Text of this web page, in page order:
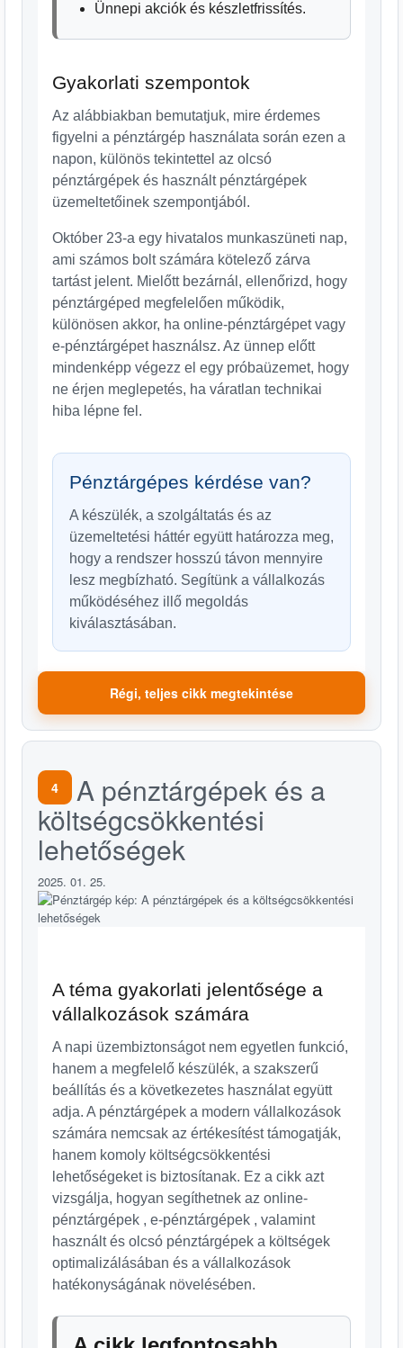
Ünnepi akciók és készletfrissítés.
Gyakorlati szempontok
Az alábbiakban bemutatjuk, mire érdemes
figyelni a pénztárgép használata során ezen a
napon, különös tekintettel az olcsó
pénztárgépek és használt pénztárgépek
üzemeltetőinek szempontjából.
Október 23-a egy hivatalos munkaszüneti nap,
ami számos bolt számára kötelező zárva
tartást jelent. Mielőtt bezárnál, ellenőrizd, hogy
pénztárgéped megfelelően működik,
különösen akkor, ha online-pénztárgépet vagy
e-pénztárgépet használsz. Az ünnep előtt
mindenképp végezz el egy próbaüzemet, hogy
ne érjen meglepetés, ha váratlan technikai
hiba lépne fel.
Pénztárgépes kérdése van?
A készülék, a szolgáltatás és az
üzemeltetési háttér együtt határozza meg,
hogy a rendszer hosszú távon mennyire
lesz megbízható. Segítünk a vállalkozás
működéséhez illő megoldás
kiválasztásában.
Régi, teljes cikk megtekintése
4 A pénztárgépek és a
költségcsökkentési
lehetőségek
2025. 01. 25.
A téma gyakorlati jelentősége a
vállalkozások számára
A napi üzembiztonságot nem egyetlen funkció,
hanem a megfelelő készülék, a szakszerű
beállítás és a következetes használat együtt
adja. A pénztárgépek a modern vállalkozások
számára nemcsak az értékesítést támogatják,
hanem komoly költségcsökkentési
lehetőségeket is biztosítanak. Ez a cikk azt
vizsgálja, hogyan segíthetnek az online-
pénztárgépek , e-pénztárgépek , valamint
használt és olcsó pénztárgépek a költségek
optimalizálásában és a vállalkozások
hatékonyságának növelésében.